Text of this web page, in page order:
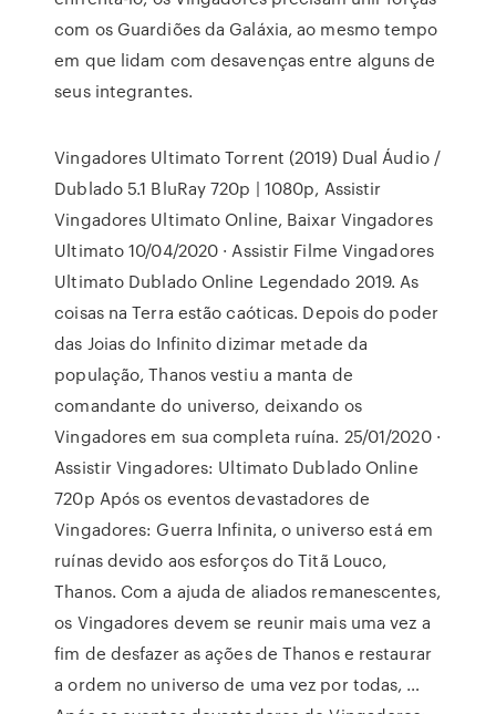
com os Guardiões da Galáxia, ao mesmo tempo
em que lidam com desavenças entre alguns de
seus integrantes.
Vingadores Ultimato Torrent (2019) Dual Áudio /
Dublado 5.1 BluRay 720p | 1080p, Assistir
Vingadores Ultimato Online, Baixar Vingadores
Ultimato 10/04/2020 · Assistir Filme Vingadores
Ultimato Dublado Online Legendado 2019. As
coisas na Terra estão caóticas. Depois do poder
das Joias do Infinito dizimar metade da
população, Thanos vestiu a manta de
comandante do universo, deixando os
Vingadores em sua completa ruína. 25/01/2020 ·
Assistir Vingadores: Ultimato Dublado Online
720p Após os eventos devastadores de
Vingadores: Guerra Infinita, o universo está em
ruínas devido aos esforços do Titã Louco,
Thanos. Com a ajuda de aliados remanescentes,
os Vingadores devem se reunir mais uma vez a
fim de desfazer as ações de Thanos e restaurar
a ordem no universo de uma vez por todas, …